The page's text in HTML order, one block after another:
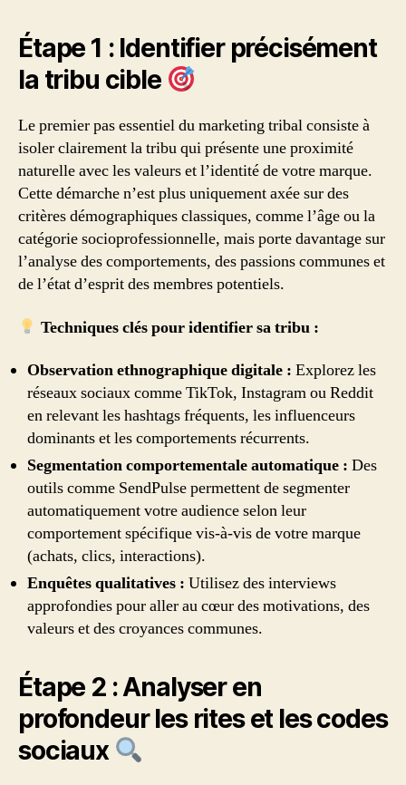
Étape 1 : Identifier précisément
la tribu cible
Le premier pas essentiel du marketing tribal consiste à
isoler clairement la tribu qui présente une proximité
naturelle avec les valeurs et l’identité de votre marque.
Cette démarche n’est plus uniquement axée sur des
critères démographiques classiques, comme l’âge ou la
catégorie socioprofessionnelle, mais porte davantage sur
l’analyse des comportements, des passions communes et
de l’état d’esprit des membres potentiels.
Techniques clés pour identifier sa tribu :
Observation ethnographique digitale : Explorez les
réseaux sociaux comme TikTok, Instagram ou Reddit
en relevant les hashtags fréquents, les influenceurs
dominants et les comportements récurrents.
Segmentation comportementale automatique : Des
outils comme SendPulse permettent de segmenter
automatiquement votre audience selon leur
comportement spécifique vis-à-vis de votre marque
(achats, clics, interactions).
Enquêtes qualitatives : Utilisez des interviews
approfondies pour aller au cœur des motivations, des
valeurs et des croyances communes.
Étape 2 : Analyser en
profondeur les rites et les codes
sociaux